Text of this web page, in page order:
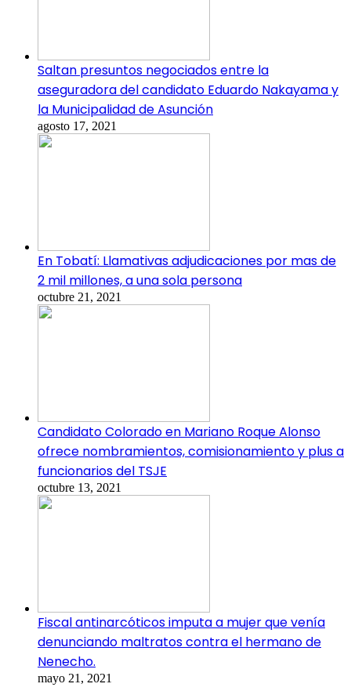
Saltan presuntos negociados entre la
aseguradora del candidato Eduardo Nakayama y
la Municipalidad de Asunción
agosto 17, 2021
En Tobatí: Llamativas adjudicaciones por mas de
2 mil millones, a una sola persona
octubre 21, 2021
Candidato Colorado en Mariano Roque Alonso
ofrece nombramientos, comisionamiento y plus a
funcionarios del TSJE
octubre 13, 2021
Fiscal antinarcóticos imputa a mujer que venía
denunciando maltratos contra el hermano de
Nenecho.
mayo 21, 2021